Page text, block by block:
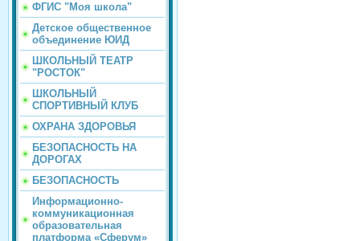
ФГИС "Моя школа"
Детское общественное
объединение ЮИД
ШКОЛЬНЫЙ ТЕАТР
"РОСТОК"
ШКОЛЬНЫЙ
СПОРТИВНЫЙ КЛУБ
ОХРАНА ЗДОРОВЬЯ
БЕЗОПАСНОСТЬ НА
ДОРОГАХ
БЕЗОПАСНОСТЬ
Информационно-
коммуникационная
образовательная
платформа «Сферум»